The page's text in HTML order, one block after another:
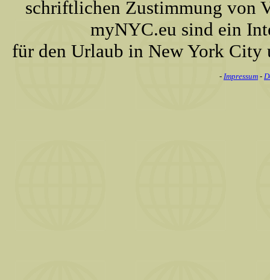
schriftlichen Zustimmung von
myNYC.eu sind ein
für den Urlaub in New York City
- Impressum -